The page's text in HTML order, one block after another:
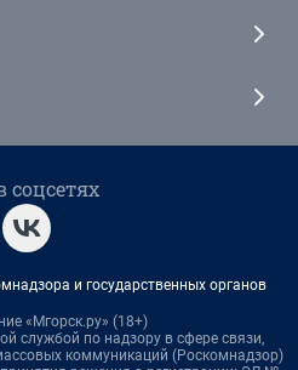
и государственных органов
«Мгорск.ру» (18+)
службой по надзору в сфере связи,
коммуникаций (Роскомнадзор)